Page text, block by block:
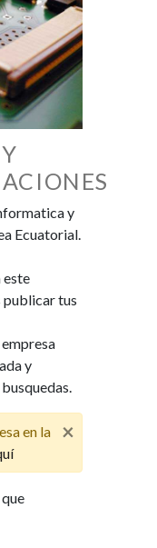
y
Ecuatorial.
este
tus
y
×
en la